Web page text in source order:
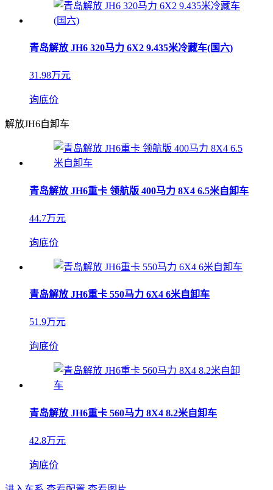
青岛解放 JH6 320马力 6X2 9.435米冷藏车(国六)
31.98万元
询底价
解放JH6自卸车
青岛解放 JH6重卡 领航版 400马力 8X4 6.5米自卸车
44.7万元
询底价
青岛解放 JH6重卡 550马力 6X4 6米自卸车
51.9万元
询底价
青岛解放 JH6重卡 560马力 8X4 8.2米自卸车
42.8万元
询底价